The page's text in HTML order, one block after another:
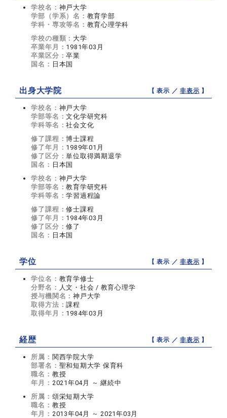
学校名： 神戸大学
学部（学系）名： 教育学部
学科・専攻等名： 教育心理学科
学校の種類： 大学
卒業年月： 1981年03月
卒業区分：卒業
国名： 日本国
出身大学院 【 表示 ／非表示 】
学校名： 神戸大学
学部等名：文化学研究科
学科等名：社会文化
修了課程：博士課程
修了年月： 1989年01月
修了区分：単位取得満期退学
国名： 日本国
学校名： 神戸大学
学部等名：教育学研究科
学科等名：学習過程論
修了課程：修士課程
修了年月： 1984年03月
修了区分：修了
国名： 日本国
学位 【 表示 ／非表示 】
学位名： 教育学修士
分野名： 人文・社会 / 教育心理学
授与機関名：神戸大学
取得方法：課程
取得年月： 1984年03月
経歴 【 表示 ／非表示 】
所属： 関西学院大学
部署名： 聖和短期大学 保育科
職名： 教授
年月： 2021年04月 ～ 継続中
所属： 頌栄短期大学
職名： 教授
年月： 2013年04月 ～ 2021年03月